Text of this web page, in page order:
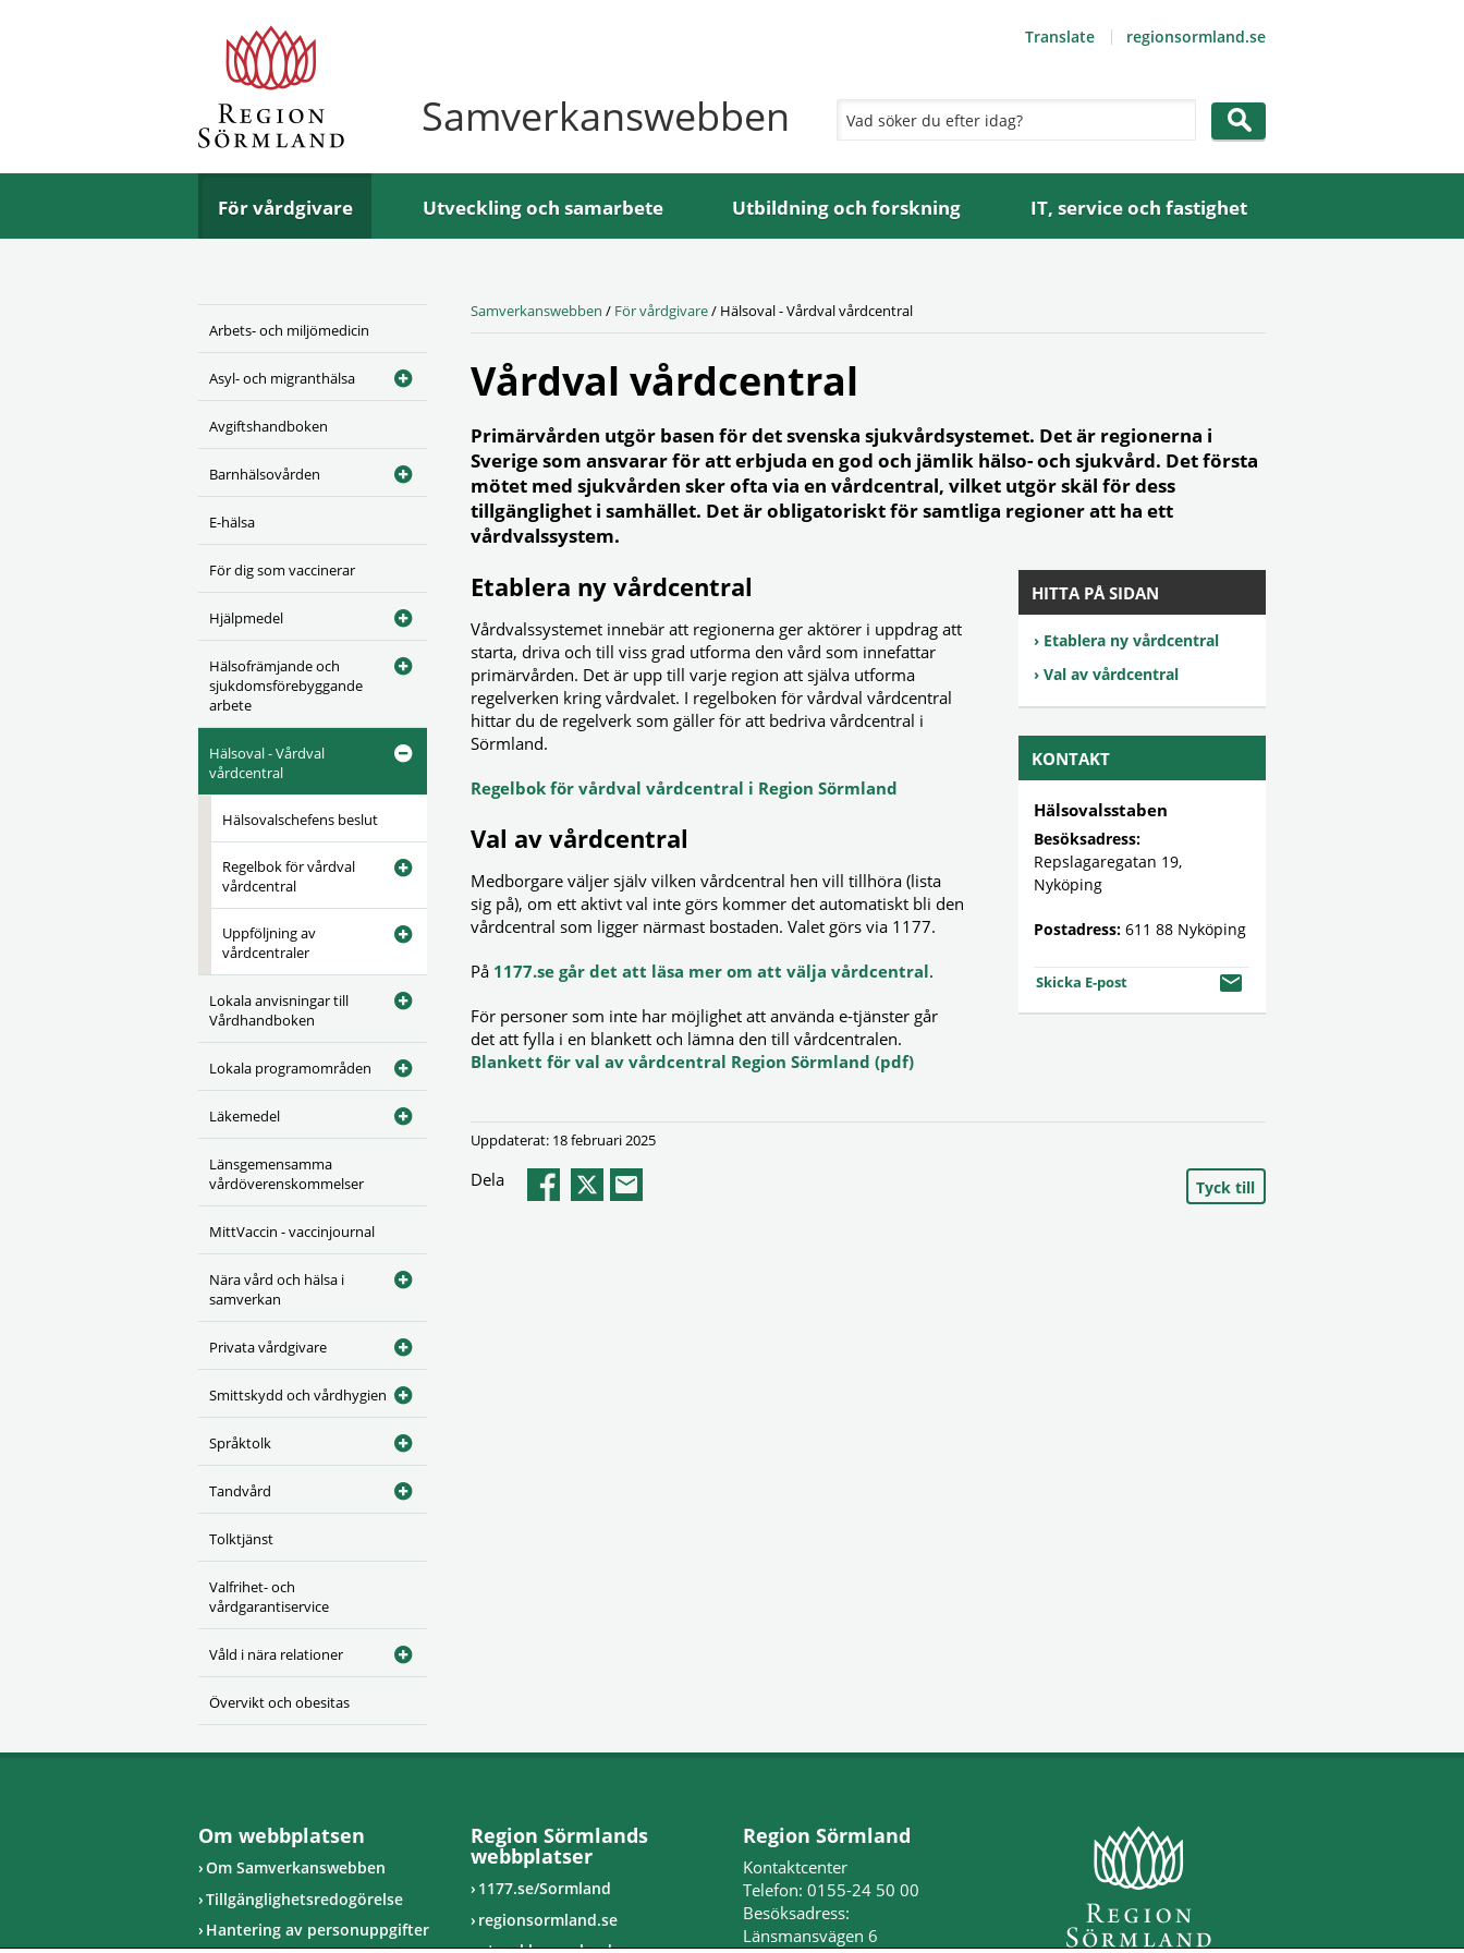
Samverkanswebben
Translate regionsormland.se
För vårdgivare Utveckling och samarbete Utbildning och forskning IT, service och fastighet
Arbets- och miljömedicin
Asyl- och migranthälsa
Avgiftshandboken
Barnhälsovården
E-hälsa
För dig som vaccinerar
Hjälpmedel
Hälsofrämjande och
sjukdomsförebyggande
arbete
Hälsoval - Vårdval
vårdcentral
Hälsovalschefens beslut
Regelbok för vårdval
vårdcentral
Uppföljning av
vårdcentraler
Lokala anvisningar till
Vårdhandboken
Lokala programområden
Läkemedel
Länsgemensamma
vårdöverenskommelser
MittVaccin - vaccinjournal
Nära vård och hälsa i
samverkan
Privata vårdgivare
Smittskydd och vårdhygien
Språktolk
Tandvård
Tolktjänst
Valfrihet- och
vårdgarantiservice
Våld i nära relationer
Övervikt och obesitas
Samverkanswebben / För vårdgivare/ Hälsoval - Vårdval vårdcentral
Vårdval vårdcentral
Primärvården utgör basen för det svenska sjukvårdsystemet. Det är regionerna i
Sverige som ansvarar för att erbjuda en god och jämlik hälso- och sjukvård. Det första
mötet med sjukvården sker ofta via en vårdcentral, vilket utgör skäl för dess
tillgänglighet i samhället. Det är obligatoriskt för samtliga regioner att ha ett
vårdvalssystem.
HITTA PÅ SIDAN
Etablera ny vårdcentral
Val av vårdcentral
KONTAKT
Hälsovalsstaben
Besöksadress:
Repslagaregatan 19,
Nyköping
Postadress: 611 88 Nyköping
Skicka E-post
Etablera ny vårdcentral
Vårdvalssystemet innebär att regionerna ger aktörer i uppdrag att
starta, driva och till viss grad utforma den vård som innefattar
primärvården. Det är upp till varje region att själva utforma
regelverken kring vårdvalet. I regelboken för vårdval vårdcentral
hittar du de regelverk som gäller för att bedriva vårdcentral i
Sörmland.
Regelbok för vårdval vårdcentral i Region Sörmland
Val av vårdcentral
Medborgare väljer själv vilken vårdcentral hen vill tillhöra (lista
sig på), om ett aktivt val inte görs kommer det automatiskt bli den
vårdcentral som ligger närmast bostaden. Valet görs via 1177.
På 1177.se går det att läsa mer om att välja vårdcentral.
För personer som inte har möjlighet att använda e-tjänster går
det att fylla i en blankett och lämna den till vårdcentralen.
Blankett för val av vårdcentral Region Sörmland (pdf)
Uppdaterat: 18 februari 2025
Dela Tyck till
Om webbplatsen
Om Samverkanswebben
Tillgänglighetsredogörelse
Hantering av personuppgifter
Region Sörmlands
webbplatser
1177.se/Sormland
regionsormland.se
Region Sörmland
Kontaktcenter
Telefon: 0155-24 50 00
Besöksadress:
Länsmansvägen 6